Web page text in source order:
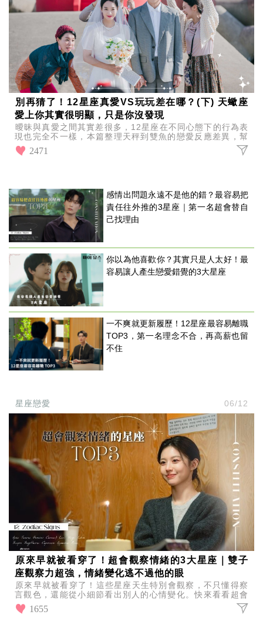
別再猜了！12星座真愛VS玩玩差在哪？(下) 天蠍座
愛上你其實很明顯，只是你沒發現
曖昧與真愛之間其實差很多，12星座在不同心態下的行為表
現也完全不一樣，本篇整理天秤到雙魚的戀愛反應差異，幫
你快速看懂誰是真心投入、誰只是玩玩而已。
2471
感情出問題永遠不是他的錯？最容易把
責任往外推的3星座｜第一名超會替自
己找理由
你以為他喜歡你？其實只是人太好！最
容易讓人產生戀愛錯覺的3大星座
一不爽就更新履歷！12星座最容易離職
TOP3，第一名理念不合，再高薪也留
不住
星座戀愛 06/12
原來早就被看穿了！超會觀察情緒的3大星座｜雙子
座觀察力超強，情緒變化逃不過他的眼
原來早就被看穿了！這些星座天生特別會觀察，不只懂得察
言觀色，還能從小細節看出別人的心情變化。快來看看超會
觀察情緒的3大星座，你或朋友上榜了嗎？
1655